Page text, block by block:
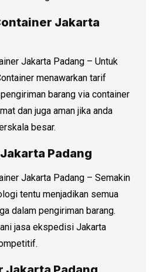
Jakarta
Jakarta Padang – Untuk
menawarkan tarif
barang via container
dan juga aman jika anda
besar.
Padang
Jakarta Padang – Semakin
tentu menjadikan semua
dalam pengiriman barang.
jasa ekspedisi Jakarta